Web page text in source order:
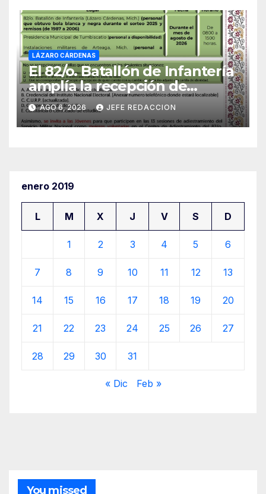
LÁZARO CÁRDENAS
El 82/o. Batallón de Infantería
amplía la recepción de
documentos para obtener La
Catilla del Servicio Militar
Nacional
AGO 6, 2026 JEFE REDACCION
enero 2019
L M X J V S D
1 2 3 4 5 6
7 8 9 10 11 12 13
14 15 16 17 18 19 20
21 22 23 24 25 26 27
28 29 30 31
« Dic Feb »
You missed